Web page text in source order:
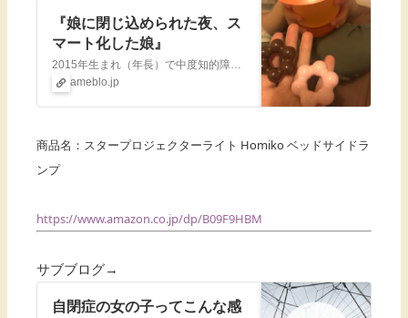
『娘に閉じ込められた夜、ス
マート化した娘』
2015年生まれ（年長）で中度知的障害（IQ39→2021.9診断）を伴う自閉スペクトラム症の娘の日常、あとは母のダイエットや愚痴、就学についてなど色々書いて…
ameblo.jp
商品名：スタープロジェクターライト Homiko ベッドサイドラ
ンプ
https://www.amazon.co.jp/dp/B09F9HBM
サブブログ→
自閉症の女の子ってこんな感